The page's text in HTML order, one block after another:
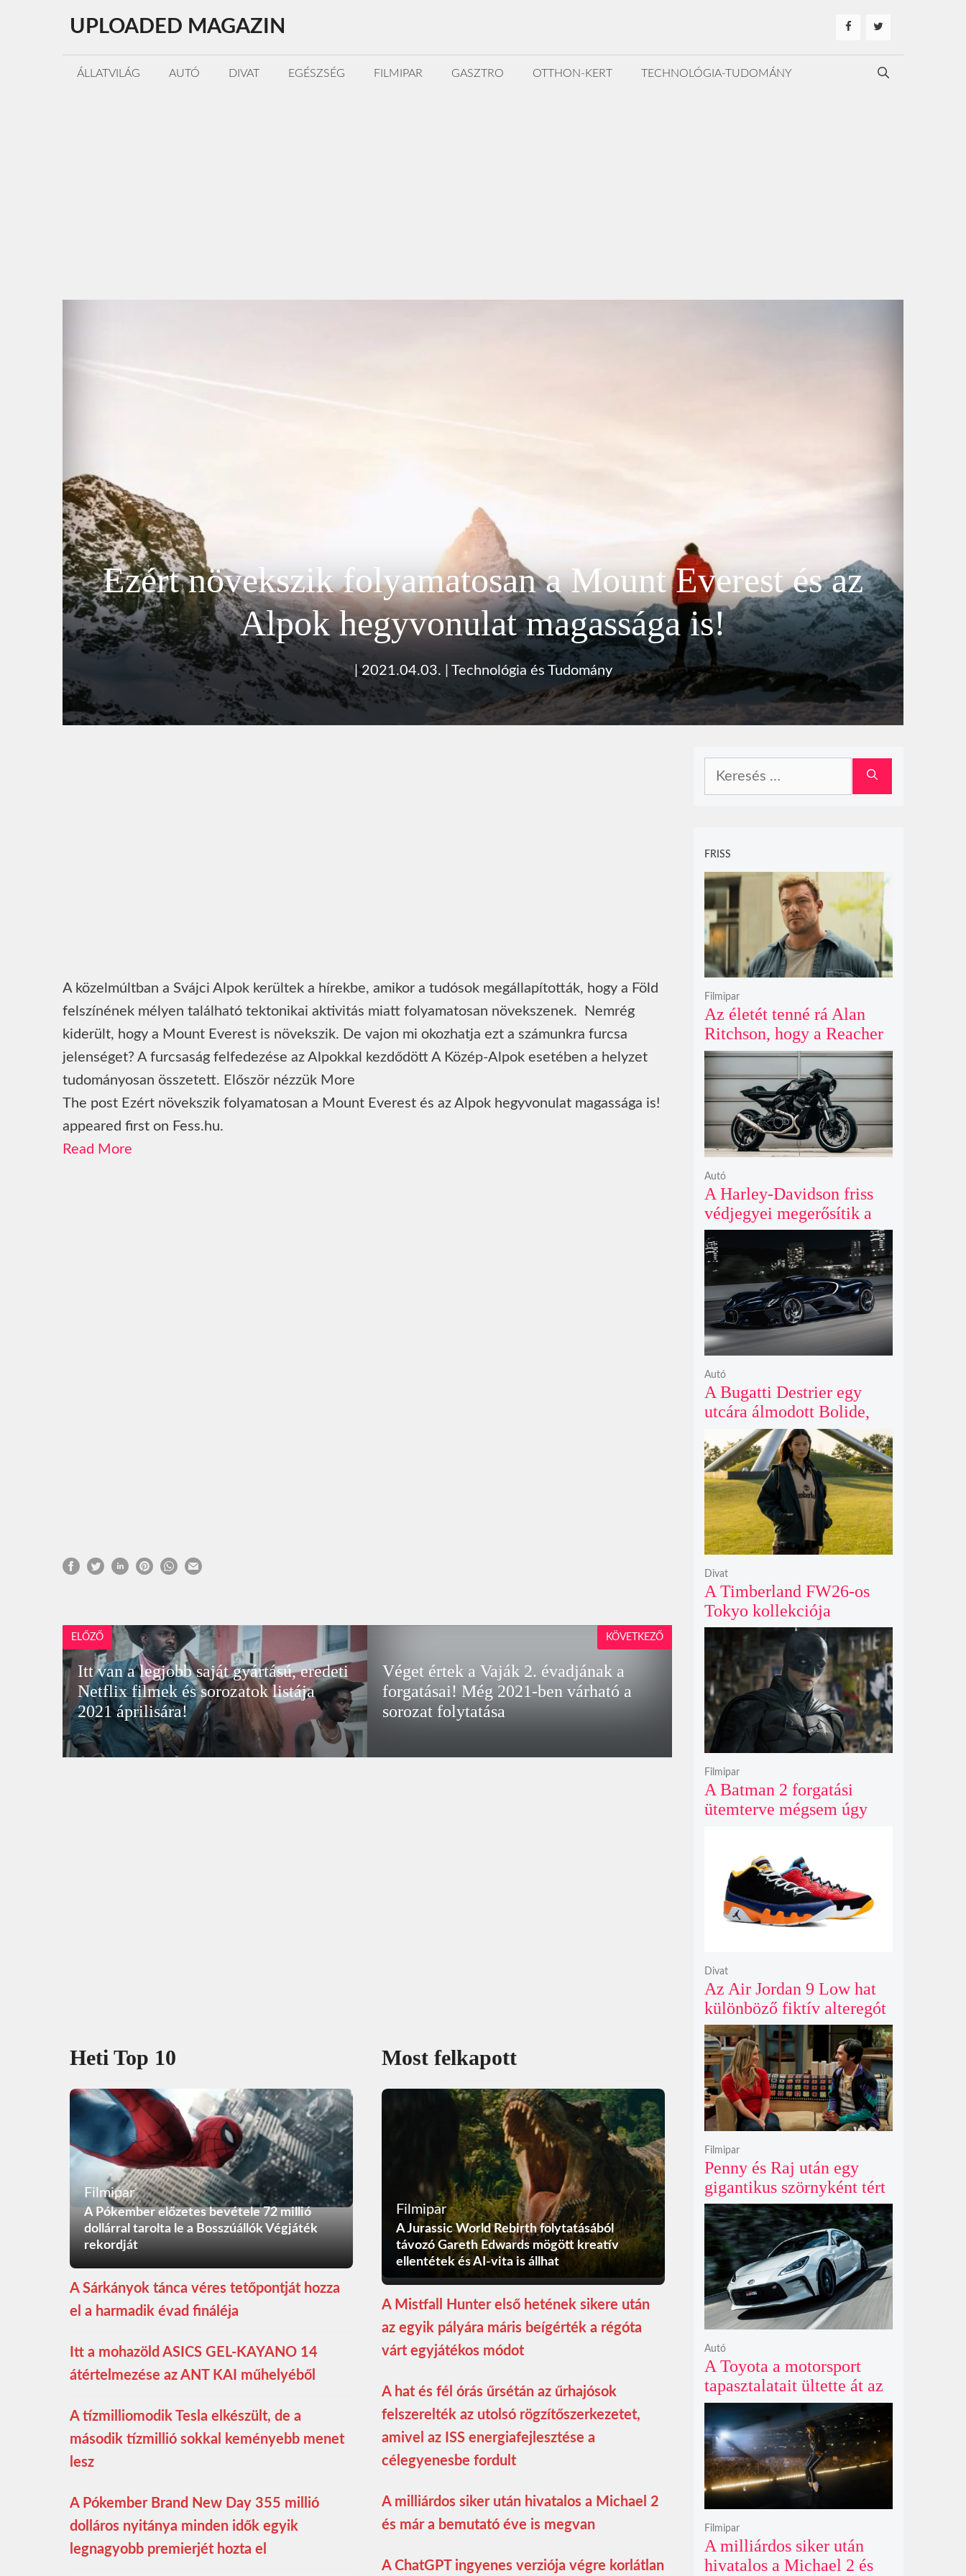
tartalomba
UPLOADED MAGAZIN
ÁLLATVILÁG AUTÓ DIVAT EGÉSZSÉG FILMIPAR GASZTRO OTTHON-KERT TECHNOLÓGIA-TUDOMÁNY
Ezért növekszik folyamatosan a Mount Everest és az
Alpok hegyvonulat magassága is!
|2021.04.03. Technológia és Tudomány
A közelmúltban a Svájci Alpok kerültek a hírekbe, amikor a tudósok megállapították, hogy a Föld
felszínének mélyen található tektonikai aktivitás miatt folyamatosan növekszenek. Nemrég
kiderült, hogy a Mount Everest is növekszik. De vajon mi okozhatja ezt a számunkra furcsa
jelenséget? A furcsaság felfedezése az Alpokkal kezdődött A Közép-Alpok esetében a helyzet
tudományosan összetett. Először nézzük More
The post Ezért növekszik folyamatosan a Mount Everest és az Alpok hegyvonulat magassága is!
appeared first on Fess.hu.
Read More
ELŐZŐ
Itt van a legjobb saját gyártású, eredeti
Netflix filmek és sorozatok listája
2021 áprilisára!
Véget értek a Vaják 2. évadjának a
forgatásai! Még 2021-ben várható a
sorozat folytatása
KÖVETKEZŐ
Heti Top 10
Filmipar
A Pókember előzetes bevétele 72 millió
dollárral tarolta le a Bosszúállók Végjáték
rekordját
A Sárkányok tánca véres tetőpontját hozza
el a harmadik évad fináléja
Itt a mohazöld ASICS GEL-KAYANO 14
átértelmezése az ANT KAI műhelyéből
A tízmilliomodik Tesla elkészült, de a
második tízmillió sokkal keményebb menet
lesz
A Pókember Brand New Day 355 millió
dolláros nyitánya minden idők egyik
legnagyobb premierjét hozta el
Most felkapott
Filmipar
A Jurassic World Rebirth folytatásából
távozó Gareth Edwards mögött kreatív
ellentétek és AI-vita is állhat
A Mistfall Hunter első hetének sikere után
az egyik pályára máris beígérték a régóta
várt egyjátékos módot
A hat és fél órás űrsétán az űrhajósok
felszerelték az utolsó rögzítőszerkezetet,
amivel az ISS energiafejlesztése a
célegyenesbe fordult
A milliárdos siker után hivatalos a Michael 2
és már a bemutató éve is megvan
A ChatGPT ingyenes verziója végre korlátlan
FRISS
Az életét tenné rá Alan
Ritchson, hogy a Reacher
negyedik évada mindent
felülmúl
Filmipar
A Harley-Davidson friss
védjegyei megerősítik a
lenyűgöző café racer és
flat tracker szériagyártását
Autó
A Bugatti Destrier egy
utcára álmodott Bolide,
ami a pályaautók
brutalitását öltözteti
egyedi karosszériába
Autó
A Timberland FW26-os
Tokyo kollekciója
flanellel, kordbársonnyal
és bőrrel gondolja újra az
időtlen örökséget
Divat
A Batman 2 forgatási
ütemterve mégsem úgy
Filmipar
Az Air Jordan 9 Low hat
különböző fiktív alteregót
gyúr egyetlen őrült
dizájnba
Divat
Penny és Raj után egy
gigantikus szörnyként tért
vissza valaki az
Agymenők legújabb spin-
offjában
Filmipar
A Toyota a motorsport
tapasztalatait ültette át az
új GR86 vezethetőségébe
és biztonságába
Autó
A milliárdos siker után
hivatalos a Michael 2 és
Filmipar